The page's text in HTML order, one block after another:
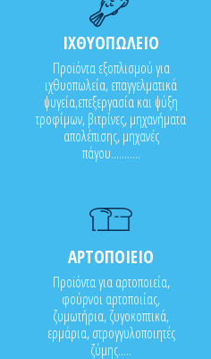
ΙΧΘΥΟΠΩΛΕΙΟ
Προϊόντα εξοπλισμού για
ιχθυοπωλεία, επαγγελματικά
ψυγεία,επεξεργασία και ψύξη
τροφίμων, βιτρίνες, μηχανήματα
απολέπισης, μηχανές
πάγου...........
ΑΡΤΟΠΟΙΕΙΟ
Προϊόντα για αρτοποιεία,
φούρνοι αρτοποιίας,
ζυμωτήρια, ζυγοκοπτικά,
ερμάρια, στρογγυλοποιητές
ζύμης.....